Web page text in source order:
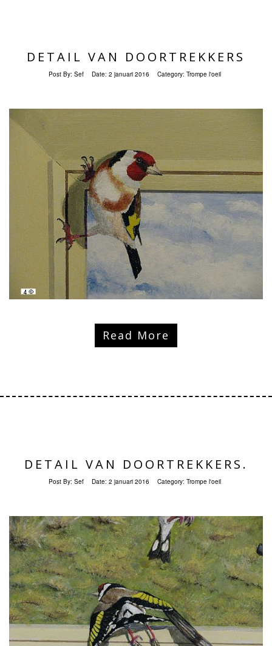
DETAIL VAN DOORTREKKERS
Post By: Sef Date: 2 januari 2016 Category: Trompe l'oeil
Read More
DETAIL VAN DOORTREKKERS.
Post By: Sef Date: 2 januari 2016 Category: Trompe l'oeil